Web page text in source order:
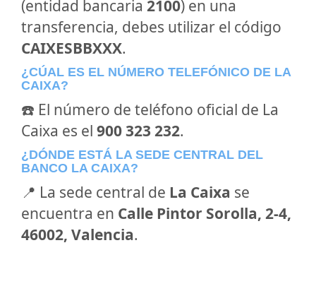
(entidad bancaria 2100) en una
transferencia, debes utilizar el código
CAIXESBBXXX.
¿CÚAL ES EL NÚMERO TELEFÓNICO DE LA
CAIXA?
☎️ El número de teléfono oficial de La
Caixa es el 900 323 232.
¿DÓNDE ESTÁ LA SEDE CENTRAL DEL
BANCO LA CAIXA?
📍 La sede central de La Caixa se
encuentra en Calle Pintor Sorolla, 2-4,
46002, Valencia.